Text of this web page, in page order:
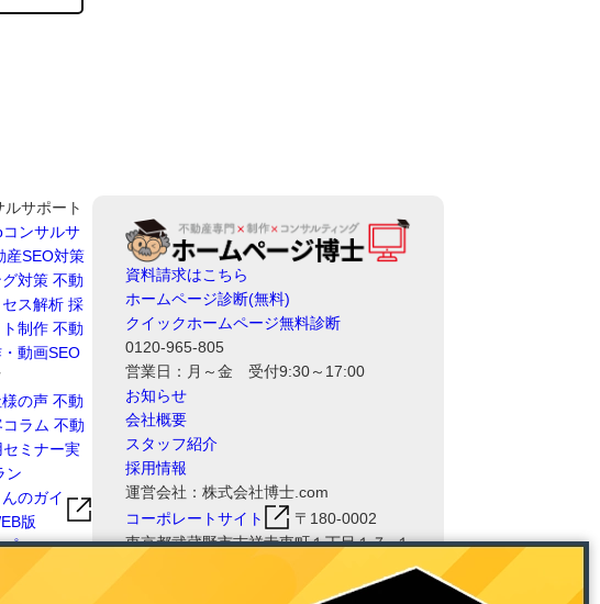
サポート
ンサルサ
産SEO対策
対策 不動
ス解析 採
制作 不動
動画SEO
の声 不動
ラム 不動
ミナー実
ン
のガイ
版
資料請求はこちら
ホームページ診断(無料)
クイックホームページ無料診断
0120-965-805
営業日：月～金 受付9:30～17:00
お知らせ
会社概要
スタッフ紹介
採用情報
運営会社：株式会社博士.com
コーポレートサイト
〒180-0002
東京都武蔵野市吉祥寺東町１丁目１７−１
８ 三角ビル 2F
ホームページ博士RHSの運営会社である